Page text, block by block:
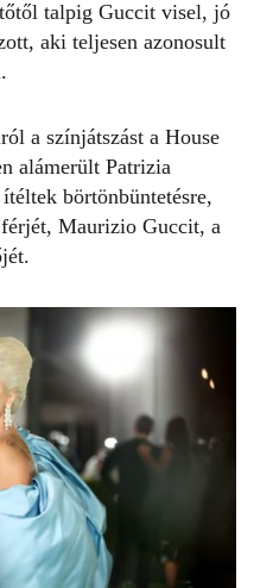
talpig Guccit visel, jó
, aki teljesen azonosult
a színjátszást a House
alámerült Patrizia
börtönbüntetésre,
Maurizio Guccit, a